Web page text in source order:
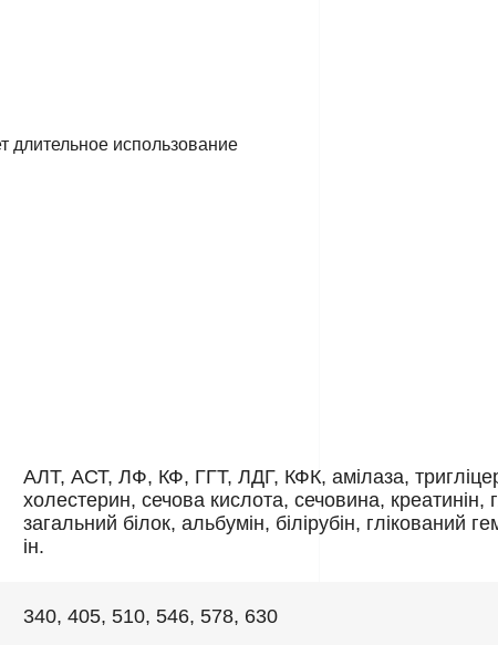
длительное использование
АЛТ, АСТ, ЛФ, КФ, ГГТ, ЛДГ, КФК, амілаза,
холестерин, сечова кислота, сечовина, креатинін,
загальний білок, альбумін, білірубін, глікований
ін.
340, 405, 510, 546, 578, 630